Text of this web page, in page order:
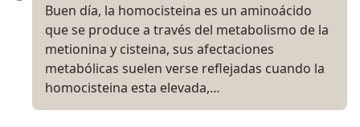
Buen día, la homocisteina es un aminoácido
que se produce a través del metabolismo de la
metionina y cisteina, sus afectaciones
metabólicas suelen verse reflejadas cuando la
homocisteina esta elevada,…